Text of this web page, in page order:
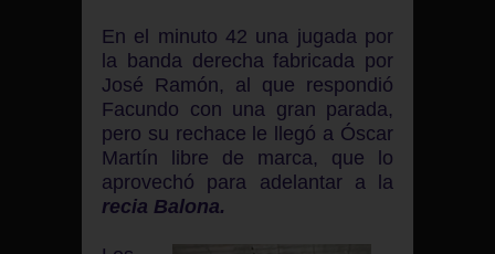
En el minuto 42 una jugada por
la banda derecha fabricada por
José Ramón, al que respondió
Facundo con una gran parada,
pero su rechace le llegó a Óscar
Martín libre de marca, que lo
aprovechó para adelantar a la
recia Balona.